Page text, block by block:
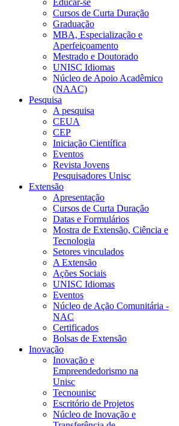
Educar-se
Cursos de Curta Duração
Graduação
MBA, Especialização e
Aperfeiçoamento
Mestrado e Doutorado
UNISC Idiomas
Núcleo de Apoio Acadêmico
(NAAC)
Pesquisa
A pesquisa
CEUA
CEP
Iniciação Científica
Eventos
Revista Jovens
Pesquisadores Unisc
Extensão
Apresentação
Cursos de Curta Duração
Datas e Formulários
Mostra de Extensão, Ciência e
Tecnologia
Setores vinculados
A Extensão
Ações Sociais
UNISC Idiomas
Eventos
Núcleo de Ação Comunitária -
NAC
Certificados
Bolsas de Extensão
Inovação
Inovação e
Empreendedorismo na
Unisc
Tecnounisc
Escritório de Projetos
Núcleo de Inovação e